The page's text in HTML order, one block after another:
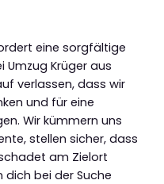
eine sorgfältige
Umzug Krüger aus
verlassen, dass wir
und für eine
Wir kümmern uns
stellen sicher, dass
am Zielort
bei der Suche